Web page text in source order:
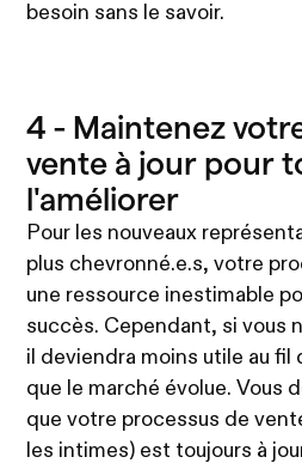
besoin sans le savoir.
4 - Maintenez
vente à jour pour
l'améliorer
Pour les nouveaux
plus chevronné.e.s, votre
une ressource inestimable
succès. Cependant, si vous
il deviendra moins utile au fil
que le marché évolue. Vous
que votre processus de
les intimes) est toujours à